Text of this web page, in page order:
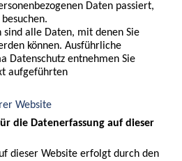
Daten passiert,
sind alle Daten, mit denen Sie
können. Ausführliche
Datenschutz entnehmen Sie
aufgeführten
Website
die Datenerfassung auf dieser
dieser Website erfolgt durch den